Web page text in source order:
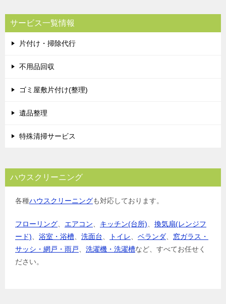
サービス一覧情報
片付け・掃除代行
不用品回収
ゴミ屋敷片付け(整理)
遺品整理
特殊清掃サービス
ハウスクリーニング
各種ハウスクリーニングも対応しております。
フローリング エアコン キッチン(台所)
換気扇(レンジフ
ード)
浴室・浴槽 洗面台 トイレ ベランダ
窓ガラス・
サッシ・網戸・雨戸
洗濯機・洗濯槽など、すべてお任せく
ださい。